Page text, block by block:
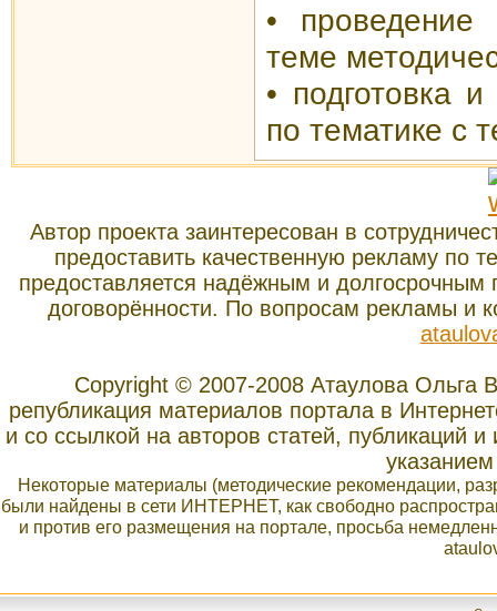
• проведение
теме
• подготовка
по тематике с
Автор проекта заинтересован в
предоставить качественную рекламу по
предоставляется надёжным и долгосрочным
договорённости. По вопросам рекламы и
Copyright © 2007-2008 Атаулова Ольга
републикация материалов портала в
и со ссылкой на авторов статей, публикаций
Некоторые материалы (методические рекомендации,
были найдены в сети ИНТЕРНЕТ, как свободно
и против его размещения на портале, просьба